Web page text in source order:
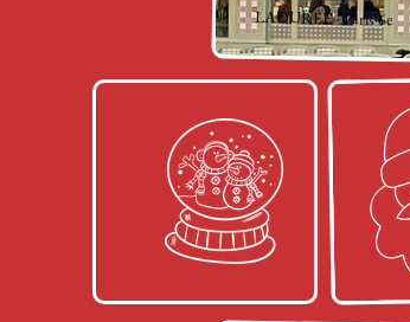
LADURÉE - Paris 6e